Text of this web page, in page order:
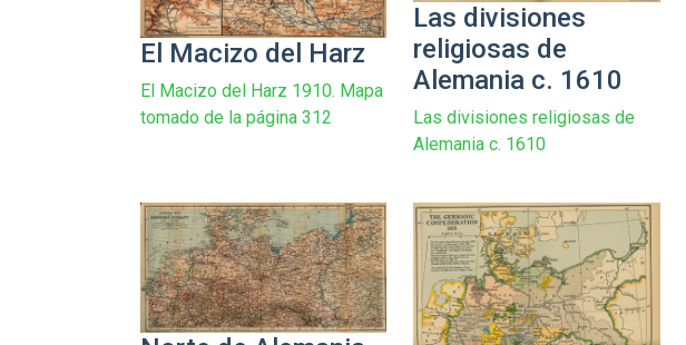
Las divisiones
religiosas de
Alemania c. 1610
Las divisiones religiosas de
Alemania c. 1610
El Macizo del Harz
El Macizo del Harz 1910. Mapa
tomado de la página 312